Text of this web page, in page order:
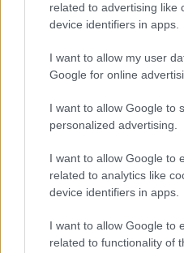
related to advertising like
device identifiers in apps.
I want to allow my user
Google for online
I want to allow Google to
personalized advertising.
I want to allow Google to
related to analytics like
device identifiers in apps.
I want to allow Google to
related to functionality of
szokatlanul vidám és
forduló, cinikussá
középkorú - vagy
emberek hada ihlette.
felidéztetni a
gyereket.